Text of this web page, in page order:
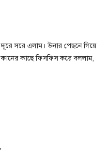
সরে এলাম। উনার পেছনে গিয়ে
কাছে ফিসফিস করে বললাম,